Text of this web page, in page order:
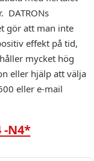
DATRONs
gör att man inte
effekt på tid,
mycket hög
eller hjälp att välja
eller e-mail
-N4*